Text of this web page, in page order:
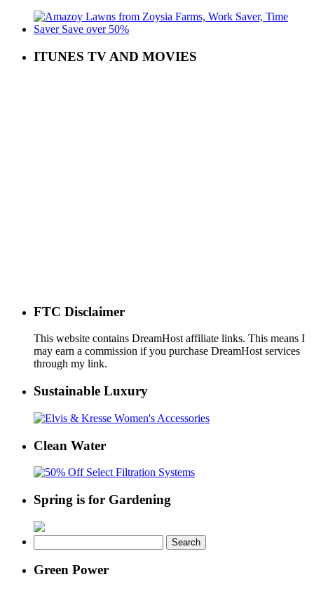
ITUNES TV AND MOVIES
FTC Disclaimer
This website contains DreamHost affiliate links. This means I
may earn a commission if you purchase DreamHost services
through my link.
Sustainable Luxury
Clean Water
Spring is for Gardening
for:
Green Power